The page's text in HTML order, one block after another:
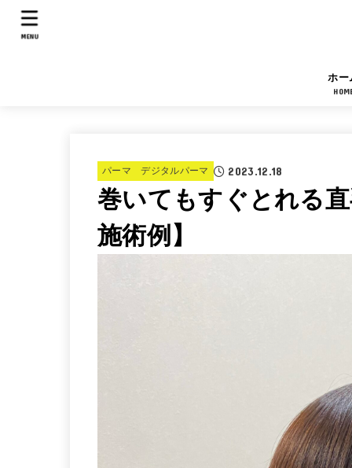
ホー
MENU
パーマ デジタルパーマ 2023.12.18
巻いてもすぐとれる
施術例】